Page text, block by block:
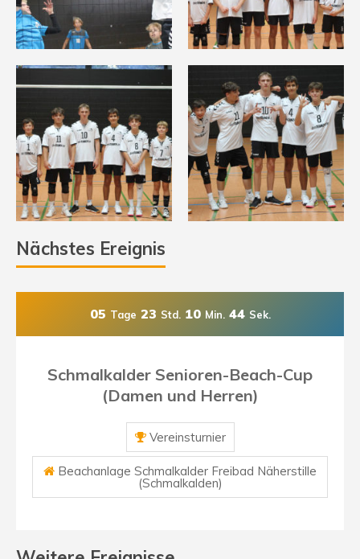
Nächstes Ereignis
05 Tage 23 Std. 10 Min. 43 Sek.
Schmalkalder Senioren-Beach-Cup
(Damen und Herren)
Vereinsturnier
Beachanlage Schmalkalder Freibad Näherstille
(Schmalkalden)